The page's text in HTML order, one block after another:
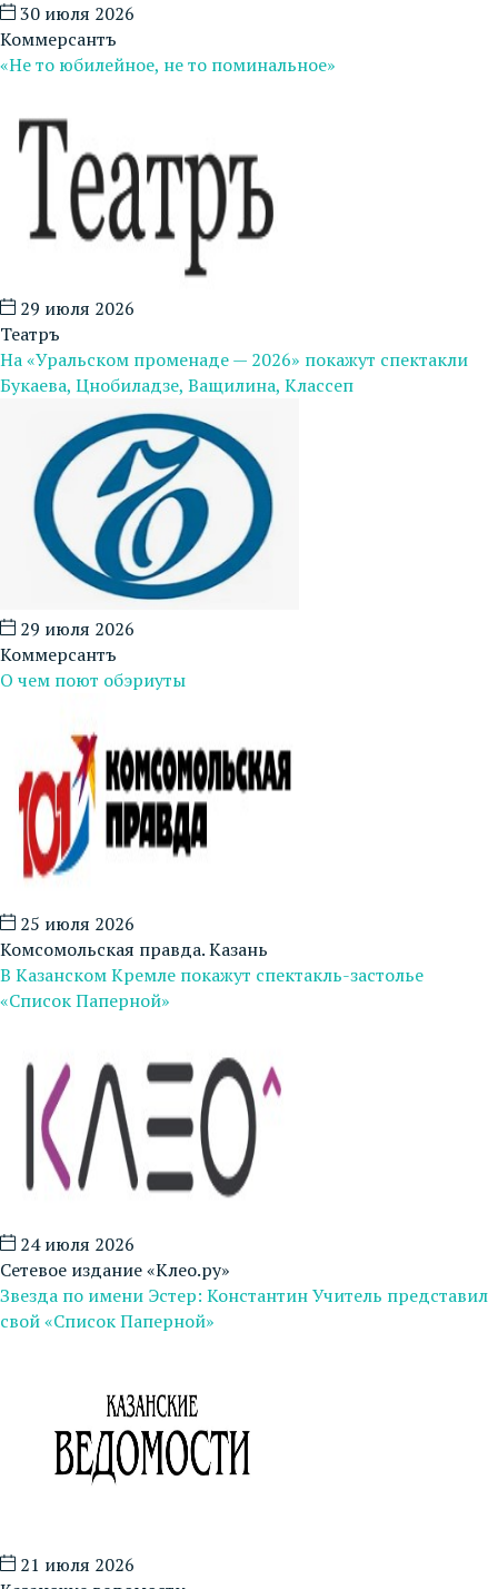
30 июля 2026
Коммерсантъ
«Не то юбилейное, не то поминальное»
29 июля 2026
Театръ
На «Уральском променаде — 2026» покажут спектакли
Букаева, Цнобиладзе, Ващилина, Классеп
29 июля 2026
Коммерсантъ
О чем поют обэриуты
25 июля 2026
Комсомольская правда. Казань
В Казанском Кремле покажут спектакль-застолье
«Список Паперной»
24 июля 2026
Сетевое издание «Клео.ру»
Звезда по имени Эстер: Константин Учитель представил
свой «Список Паперной»
21 июля 2026